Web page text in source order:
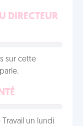
DIRECTEUR
sur cette
un lundi